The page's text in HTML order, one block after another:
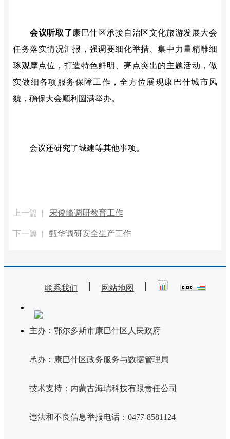
会议听取了康巴什区承接自治区文化旅游发展大会
任务落实情况汇报，强调要细化举措、集中力量精雕细
琢观摩点位，打造特色鲜明、亮点突出的主题活动，做
实做细各项服务保障工作，全方位展现康巴什城市风
貌，确保大会顺利圆满举办。
会议还研究了城建等其他事项。
上一篇 | 宋俊峰调研教育工作
下一篇 | 甄华调研安全生产工作
联系我们 网站地图
主办：鄂尔多斯市康巴什区人民政府
承办：康巴什区政务服务与数据管理局
技术支持：内蒙古海瑞科技有限责任公司
违法和不良信息举报电话：0477-8581124